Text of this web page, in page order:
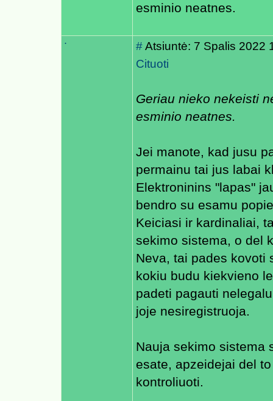
esminio neatnes.
. #Atsiuntė: 7 Spalis 2022
Cituoti
Geriau nieko nekeisti
esminio neatnes.
Jei manote, kad jusu
permainu tai jus labai
Elektroninins "lapas"
bendro su esamu
Keiciasi ir kardinaliai,
sekimo sistema, o del
Neva, tai pades kovoti
kokiu budu kiekvieno
padeti pagauti
joje nesiregistruoja.
Nauja sekimo sistema
esate, apzeidejai del
kontroliuoti.